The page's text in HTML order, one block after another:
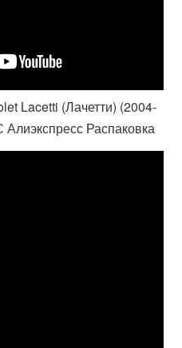
Lacetti (Лачетти) (2004-
Распаковка